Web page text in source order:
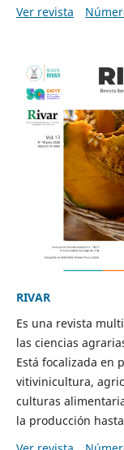
Ver revista
RIVAR
Es una revista
las ciencias
Está focalizada en
vitivinicultura,
culturas
la producción